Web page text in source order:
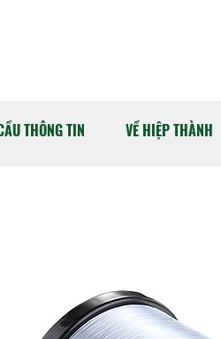
THÔNG TIN VỀ HIỆP THÀNH